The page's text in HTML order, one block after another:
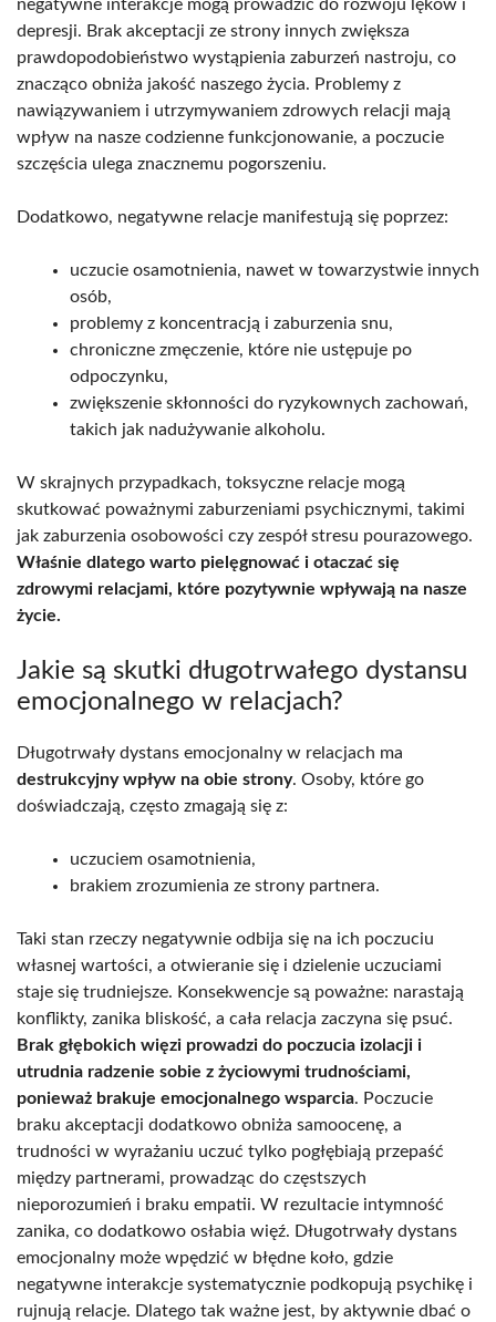
negatywne interakcje mogą prowadzić do rozwoju lęków i
depresji. Brak akceptacji ze strony innych zwiększa
prawdopodobieństwo wystąpienia zaburzeń nastroju, co
znacząco obniża jakość naszego życia. Problemy z
nawiązywaniem i utrzymywaniem zdrowych relacji mają
wpływ na nasze codzienne funkcjonowanie, a poczucie
szczęścia ulega znacznemu pogorszeniu.
Dodatkowo, negatywne relacje manifestują się poprzez:
uczucie osamotnienia, nawet w towarzystwie innych
osób,
problemy z koncentracją i zaburzenia snu,
chroniczne zmęczenie, które nie ustępuje po
odpoczynku,
zwiększenie skłonności do ryzykownych zachowań,
takich jak nadużywanie alkoholu.
W skrajnych przypadkach, toksyczne relacje mogą
skutkować poważnymi zaburzeniami psychicznymi, takimi
jak zaburzenia osobowości czy zespół stresu pourazowego.
Właśnie dlatego warto pielęgnować i otaczać się
zdrowymi relacjami, które pozytywnie wpływają na nasze
życie.
Jakie są skutki długotrwałego dystansu
emocjonalnego w relacjach?
Długotrwały dystans emocjonalny w relacjach ma
destrukcyjny wpływ na obie strony. Osoby, które go
doświadczają, często zmagają się z:
uczuciem osamotnienia,
brakiem zrozumienia ze strony partnera.
Taki stan rzeczy negatywnie odbija się na ich poczuciu
własnej wartości, a otwieranie się i dzielenie uczuciami
staje się trudniejsze. Konsekwencje są poważne: narastają
konflikty, zanika bliskość, a cała relacja zaczyna się psuć.
Brak głębokich więzi prowadzi do poczucia izolacji i
utrudnia radzenie sobie z życiowymi trudnościami,
ponieważ brakuje emocjonalnego wsparcia. Poczucie
braku akceptacji dodatkowo obniża samoocenę, a
trudności w wyrażaniu uczuć tylko pogłębiają przepaść
między partnerami, prowadząc do częstszych
nieporozumień i braku empatii. W rezultacie intymność
zanika, co dodatkowo osłabia więź. Długotrwały dystans
emocjonalny może wpędzić w błędne koło, gdzie
negatywne interakcje systematycznie podkopują psychikę i
rujnują relacje. Dlatego tak ważne jest, by aktywnie dbać o